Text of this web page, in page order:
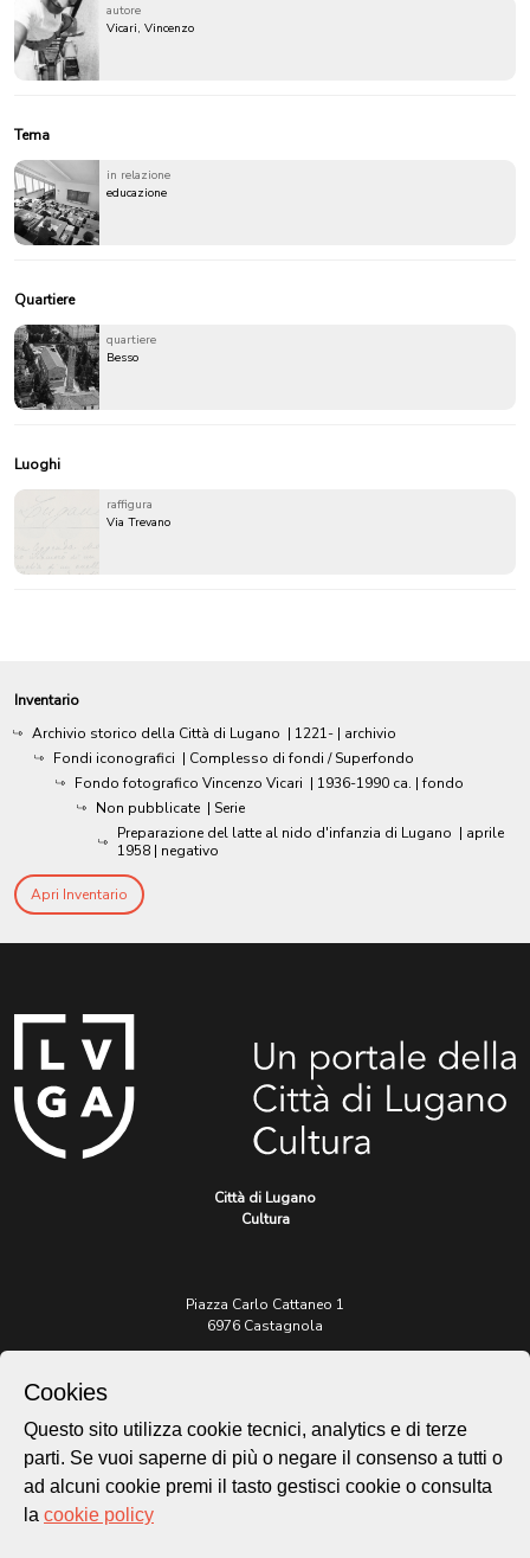
autore
Vicari, Vincenzo
Tema
in relazione
educazione
Quartiere
quartiere
Besso
Luoghi
raffigura
Via Trevano
Inventario
Archivio storico della Città di Lugano | 1221- | archivio
Fondi iconografici | Complesso di fondi / Superfondo
Fondo fotografico Vincenzo Vicari | 1936-1990 ca. | fondo
Non pubblicate | Serie
Preparazione del latte al nido d'infanzia di Lugano | aprile
1958 | negativo
Apri Inventario
Città di Lugano
Cultura
Piazza Carlo Cattaneo 1
6976 Castagnola
Per informazioni:
patrimonio@lugano.ch
t. +41 58 866 68 50
Cookies
Questo sito utilizza cookie tecnici, analytics e di terze
parti. Se vuoi saperne di più o negare il consenso a tutti o
ad alcuni cookie premi il tasto gestisci cookie o consulta
la cookie policy